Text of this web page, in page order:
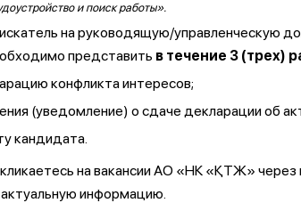
и поиск работы».
на руководящую/управленческую
представить в течение 3 (трех)
конфликта интересов;
(уведомление) о сдаче декларации об
кандидата.
на вакансии АО «НК «ҚТЖ»
информацию.